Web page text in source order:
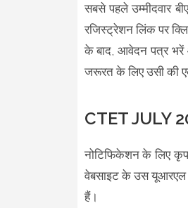
सबसे पहले उम्मीदवार
रजिस्ट्रेशन लिंक पर
के बाद, आवेदन पत्र
जरूरत के लिए उसी की
CTET JULY
नोटिफिकेशन के लिए
वेबसाइट के उस यूआरएल
हैं।